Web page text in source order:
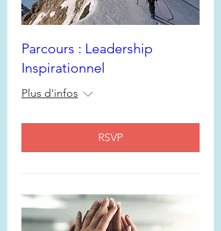
Parcours : Leadership
Inspirationnel
Plus d'infos
RSVP